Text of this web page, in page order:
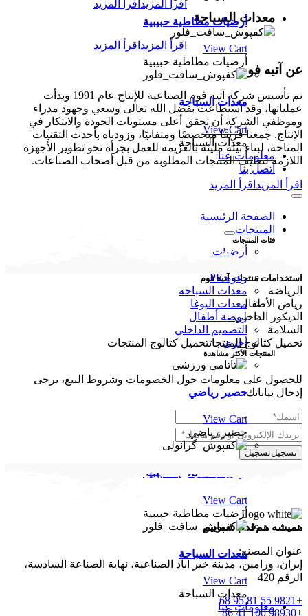
أرضيات مطاطية حبيبية
View Cart
أرضيات مطاطية حبيبية
معدات السباحة
View Cart
معدات السباحة
معلومات عنا
اتصل بنا
Toggle
Navigationالصفحة الرئيسية
المنتجات
فئات المنتجات
أرضيات
رغوة PE
معدات السباحة
معدات اليوغا
روضة أطفال
التصميم الداخلي
أخرى
المنتجات الأكثر مشاهدة
حصير رياضي
View Cart
حصير رياضي
أرضيات مطاطية حبيبية
View Cart
أرضيات مطاطية حبيبية
معدات السباحة
View Cart
معدات السباحة
معلومات عنا
اقرأ المزيداقرأ المزيد
معدات السباحة
اقرأ المزيداقرأ المزيد
عن آتیه فوم
تم تأسيس شركة آتیه فوم الصناعية للإنتاج عام 1991 وبدأت
عملياتها، وقد استطاعت بفضل الله تعالى وسعي وجهود مدراء
وموظفي الشركة أن تحقق أعلى مستويات الجودة والابتكار في
الإنتاج. جمعنا فريقًا متخصصًا ومتفانيًا، وزودناه بأحدث التقنيات
المتاحة، لبناء بيئة مليئة بالعزيمة للعمل بجرأة نحو تطوير الأجهزة
اللازمة لتغليف المنتجات المطلوبة من قبل أصحاب الصناعات.
اقرأ المزيداقرأ المزيد
استخدامات منتجات آتیه فوم
الرياضة
رياض الأطفال
الديكور الداخلي
السلامة
تحميل كتالوج المنتجاتتحميل كتالوج المنتجات
للحصول على معلومات حول الخصومات وشروط البيع، يرجى
إدخال بياناتك.
تسجيلتسجيل
همیشه هم‌قدم شماییم
عنوان المصنع:
إيران، ورامين، مدينة خير آباد الصناعية، نهاية الصناعة السادسة،
الرقم 420
+9821 55 81 95 68
+98930 100 41 86